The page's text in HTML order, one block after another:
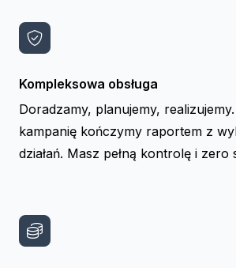
Kompleksowa obsługa
Doradzamy, planujemy,
kampanię kończymy raportem z
działań. Masz pełną kontrolę i zero